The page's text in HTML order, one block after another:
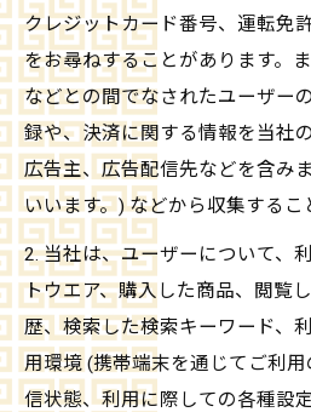
クレジットカード番号、運転免
をお尋ねすることがあります。
などとの間でなされたユーザー
録や、決済に関する情報を当社
広告主、広告配信先などを含み
いいます。) などから収集するこ
2. 当社は、ユーザーについて、
トウエア、購入した商品、閲覧
歴、検索した検索キーワード、
用環境 (携帯端末を通じてご利
信状態、利用に際しての各種設